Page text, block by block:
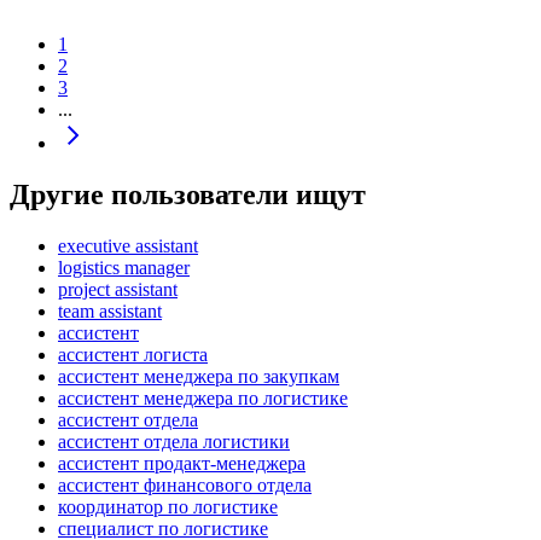
1
2
3
...
Другие пользователи ищут
executive assistant
logistics manager
project assistant
team assistant
ассистент
ассистент логиста
ассистент менеджера по закупкам
ассистент менеджера по логистике
ассистент отдела
ассистент отдела логистики
ассистент продакт-менеджера
ассистент финансового отдела
координатор по логистике
специалист по логистике